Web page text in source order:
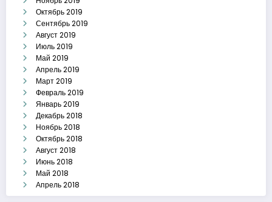
Октябрь 2019
Сентябрь 2019
Август 2019
Июль 2019
Май 2019
Апрель 2019
Март 2019
Февраль 2019
Январь 2019
Декабрь 2018
Ноябрь 2018
Октябрь 2018
Август 2018
Июнь 2018
Май 2018
Апрель 2018